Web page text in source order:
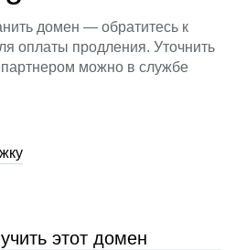
домен — обратитесь к
оплаты продления. Уточнить
партнером можно в службе
этот домен